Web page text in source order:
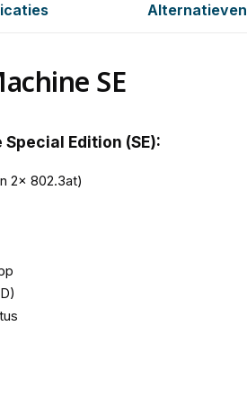
Alternatieven
SE
Edition (SE):
2x 802.3at)